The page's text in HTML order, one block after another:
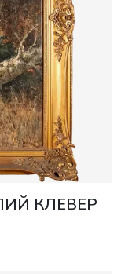
КЛЕВЕР